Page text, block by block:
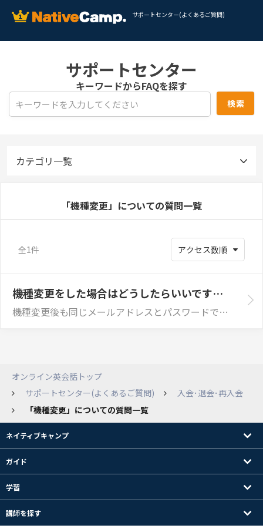
サポートセンター(よくあるご質問)
サポートセンター
キーワードからFAQを探す
「機種変更」についての質問一覧
全1件
機種変更をした場合はどうしたらいいですか？
機種変更後も同じメールアドレスとパスワードでログインすれば、これまで通りご利用いただけます。レッスン履歴などの学習データはアカウントに紐づいているため...
カテゴリ一覧
オンライン英会話トップ
サポートセンター(よくあるご質問)
入会･退会･再入会
「機種変更」についての質問一覧
ネイティブキャンプ
ガイド
学習
講師を探す